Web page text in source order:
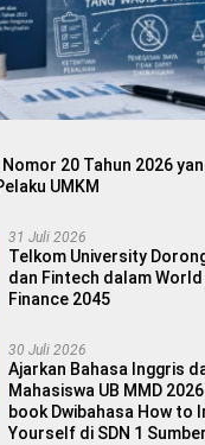
20 Tahun 2026
UMKM
31 Juli 2026
Telkom University
dan Fintech dalam World
Finance 2045
30 Juli 2026
Ajarkan Bahasa Inggris
Mahasiswa UB MMD
book Dwibahasa How to
Yourself di SDN 1